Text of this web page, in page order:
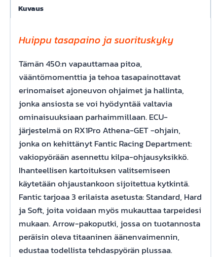
2026
määrä
Kuvaus
Huippu tasapaino ja suorituskyky
Tämän 450:n vapauttamaa pitoa,
vääntömomenttia ja tehoa tasapainottavat
erinomaiset ajoneuvon ohjaimet ja hallinta,
jonka ansiosta se voi hyödyntää valtavia
ominaisuuksiaan parhaimmillaan. ECU-
järjestelmä on RX1Pro Athena-GET -ohjain,
jonka on kehittänyt Fantic Racing Department:
vakiopyörään asennettu kilpa-ohjausyksikkö.
Ihanteellisen kartoituksen valitsemiseen
käytetään ohjaustankoon sijoitettua kytkintä.
Fantic tarjoaa 3 erilaista asetusta: Standard, Hard
ja Soft, joita voidaan myös mukauttaa tarpeidesi
mukaan. Arrow-pakoputki, jossa on tuotannosta
peräisin oleva titaaninen äänenvaimennin,
edustaa todellista tehdaspyörän plussaa.